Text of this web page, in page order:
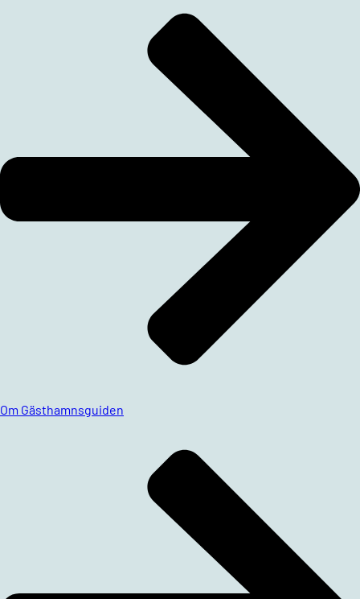
Om Gästhamnsguiden